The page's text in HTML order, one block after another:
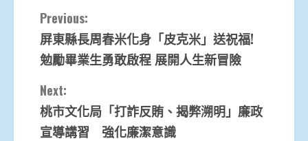
Continue
Reading
Previous:
屏東縣長周春米化身「皮克米」送祝福!
勉勵畢業生勇敢啟程 展開人生新冒險
Next:
桃市文化局「打詐反賄、揭弊溯明」廉政
宣導講習 強化廉潔意識